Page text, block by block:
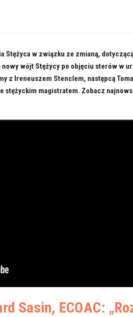
Stężyca w związku ze zmianą,
nowy wójt Stężycy po objęciu sterów w
z Ireneuszem Stenclem, następcą
stężyckim magistratem. Zobacz
Sasin, ECOAC: